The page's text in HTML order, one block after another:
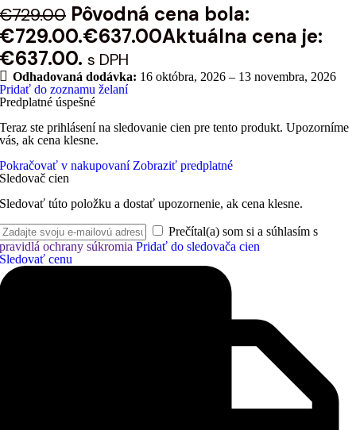
€729.00 Pôvodná cena bola:
€729.00.€637.00Aktuálna cena je:
€637.00. s DPH
Odhadovaná dodávka: 16 októbra, 2026 – 13 novembra, 2026
Pridať do zoznamu želaní
Predplatné úspešné
Teraz ste prihlásení na sledovanie cien pre tento produkt. Upozorníme
vás, ak cena klesne.
Pokračovať v nakupovaní Zobraziť predplatné
Sledovač cien
Sledovať túto položku a dostať upozornenie, ak cena klesne.
Prečítal(a) som si a súhlasím s
pravidlá ochrany súkromia Pridať do sledovača cien
Sledovať cenu